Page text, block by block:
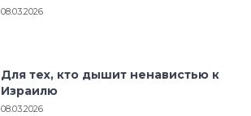
08.03.2026
Для тех, кто дышит ненавистью к
Израилю
08.03.2026